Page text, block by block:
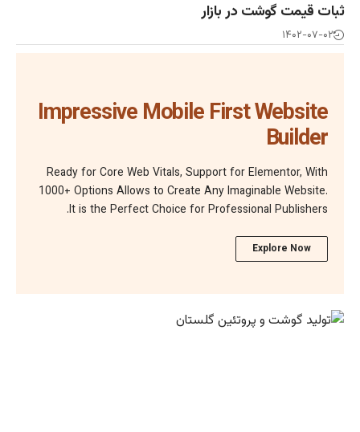
بازار
Impressive Mobile
Ready for Core Web Vitals, Support
1000+ Options Allows to Create Any
It is the Perfect Choice for